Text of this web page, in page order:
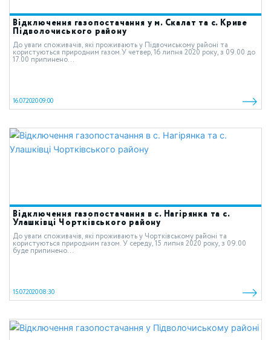
Відключення газопостачання у м. Скалат та с. Криве
Підволочиського району
До уваги споживачів, які проживають у Підвочиському районі та
користуються природним газом.У четвер, 16 липня 2020 року, з 09.00 до
17.00 припинено...
16.07.2020 09:00
Відключення газопостачання в с. Нагірянка та с.
Улашківці Чортківського району
До уваги споживачів, які проживають у Чортківському районі та
користуються природним газом. У середу, 15 липня 2020 року, з 09.00
буде припинено...
15.07.2020 08:30